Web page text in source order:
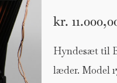
kr.
Hyndesæt til
læder. Model